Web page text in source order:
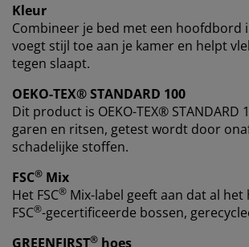
Kleur
Combineer je bed met een hoofdbord
voegt stijl toe aan je kamer en helpt
tegen slaapt.
OEKO-TEX® STANDARD 100
Dit product is OEKO-TEX®
garen en ritsen, getest wordt door
schadelijke stoffen.
FSC® Mix
Het FSC® Mix-label geeft aan dat al
FSC®-gecertificeerde bossen,
GREENFIRST® hoes